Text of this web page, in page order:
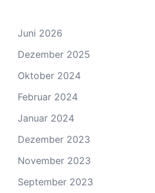
Juni 2026
Dezember 2025
Oktober 2024
Februar 2024
Januar 2024
Dezember 2023
November 2023
September 2023